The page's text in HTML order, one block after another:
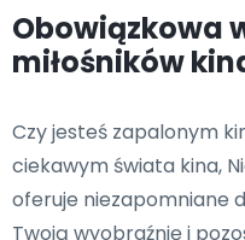
Obowiązkowa
miłośników
Czy jesteś zapalonym
ciekawym świata kina,
oferuje niezapomniane
Twoją wyobraźnię i